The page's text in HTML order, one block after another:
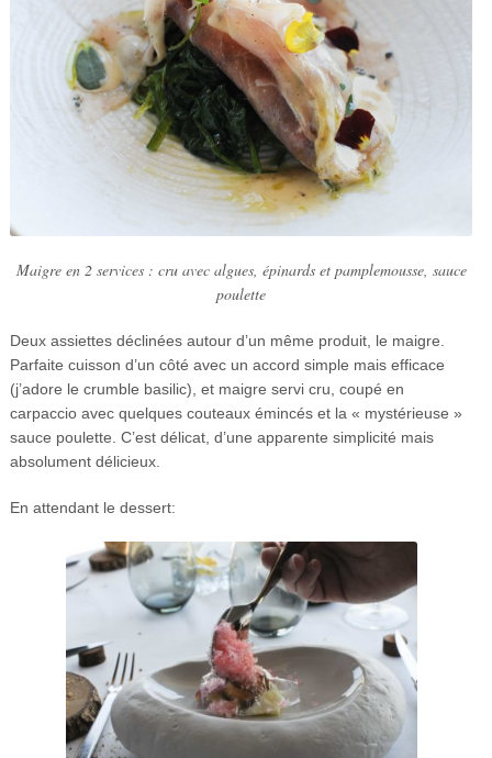
Maigre en 2 services : cru avec algues, épinards et pamplemousse, sauce
poulette
Deux assiettes déclinées autour d’un même produit, le maigre.
Parfaite cuisson d’un côté avec un accord simple mais efficace
(j’adore le crumble basilic), et maigre servi cru, coupé en
carpaccio avec quelques couteaux émincés et la « mystérieuse »
sauce poulette. C’est délicat, d’une apparente simplicité mais
absolument délicieux.
En attendant le dessert: